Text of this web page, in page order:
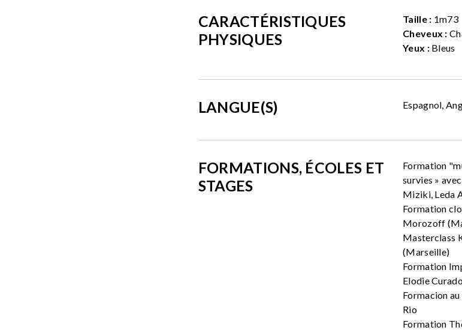
CARACTÉRISTIQUES
PHYSIQUES
Taille : 1m73
Cheveux :
Yeux :Bleus
LANGUE(S) Espagnol,
FORMATIONS, ÉCOLES ET
STAGES
Formation
survies »
Miziki, Leda
Formation
Morozoff
Masterclass
(Marseille)
Formation
Elodie
Formacion
Rio
Formation